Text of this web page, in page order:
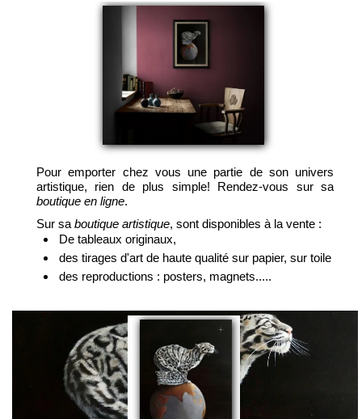
Pour emporter chez vous une partie de son univers
artistique, rien de plus simple! Rendez-vous sur sa
boutique en ligne.
Sur sa boutique artistique, sont disponibles à la vente :
De tableaux originaux,
des tirages d'art de haute qualité sur papier, sur toile
des reproductions : posters, magnets.....